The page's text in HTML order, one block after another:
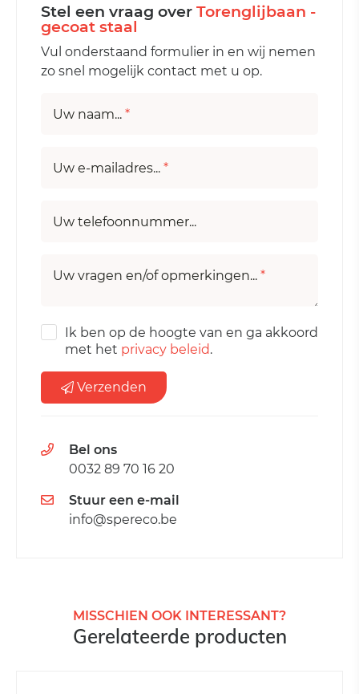
Stel een vraag over Torenglijbaan -
gecoat staal
Vul onderstaand formulier in en wij nemen
zo snel mogelijk contact met u op.
Uw naam... *
Uw e-mailadres... *
Uw telefoonnummer...
Uw vragen en/of opmerkingen... *
Ik ben op de hoogte van en ga akkoord
met het privacy beleid.
Verzenden
Bel ons
0032 89 70 16 20
Stuur een e-mail
info@spereco.be
MISSCHIEN OOK INTERESSANT?
Gerelateerde producten